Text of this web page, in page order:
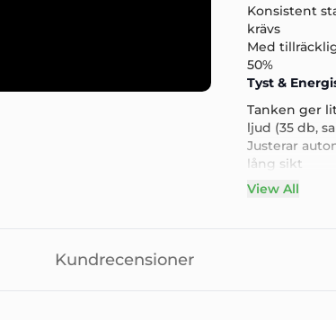
Konsistent
krävs
Med
50%
Tyst &
Tanken ger
ljud (35 db,
Justerar
lång sikt
Lägre
View All
Kundrecensioner